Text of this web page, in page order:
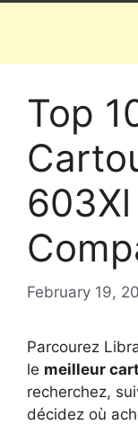
Top
February 19,
Parcourez
le meilleur
recherchez,
décidez où